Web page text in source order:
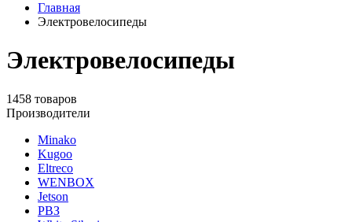
Главная
Электровелосипеды
Электровелосипеды
1458 товаров
Производители
Minako
Kugoo
Eltreco
WENBOX
Jetson
РВЗ